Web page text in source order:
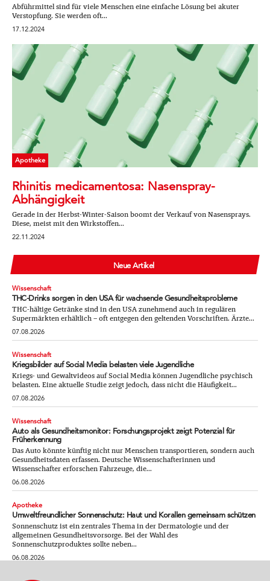
Abführmittel sind für viele Menschen eine einfache Lösung bei akuter
Verstopfung. Sie werden oft...
17.12.2024
Apotheke
Rhinitis medicamentosa: Nasenspray-
Abhängigkeit
Gerade in der Herbst-Winter-Saison boomt der Verkauf von Nasensprays.
Diese, meist mit den Wirkstoffen...
22.11.2024
Neue Artikel
Wissenschaft
THC-Drinks sorgen in den USA für wachsende Gesundheitsprobleme
THC-hältige Getränke sind in den USA zunehmend auch in regulären
Supermärkten erhältlich – oft entgegen den geltenden Vorschriften. Ärzte...
07.08.2026
Wissenschaft
Kriegsbilder auf Social Media belasten viele Jugendliche
Kriegs- und Gewaltvideos auf Social Media können Jugendliche psychisch
belasten. Eine aktuelle Studie zeigt jedoch, dass nicht die Häufigkeit...
07.08.2026
Wissenschaft
Auto als Gesundheitsmonitor: Forschungsprojekt zeigt Potenzial für
Früherkennung
Das Auto könnte künftig nicht nur Menschen transportieren, sondern auch
Gesundheitsdaten erfassen. Deutsche Wissenschafterinnen und
Wissenschafter erforschen Fahrzeuge, die...
06.08.2026
Apotheke
Umweltfreundlicher Sonnenschutz: Haut und Korallen gemeinsam schützen
Sonnenschutz ist ein zentrales Thema in der Dermatologie und der
allgemeinen Gesundheitsvorsorge. Bei der Wahl des
Sonnenschutzproduktes sollte neben...
06.08.2026